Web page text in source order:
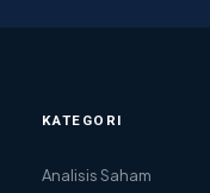
KATEGORI
Analisis Saham